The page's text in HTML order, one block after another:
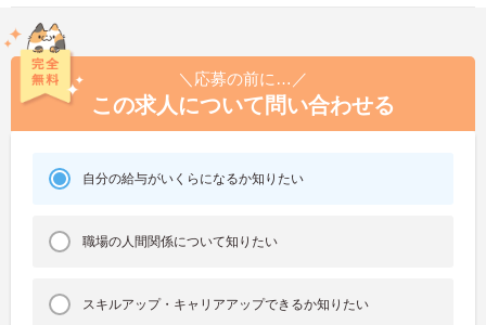
＼応募の前に…／
この求人について問い合わせる
自分の給与がいくらになるか知りたい
職場の人間関係について知りたい
スキルアップ・キャリアアップできるか知りたい